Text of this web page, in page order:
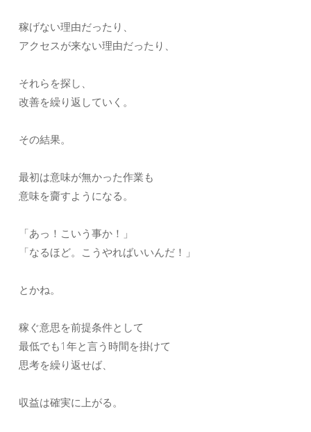
稼げない理由だったり、
アクセスが来ない理由だったり、
それらを探し、
改善を繰り返していく。
その結果。
最初は意味が無かった作業も
意味を齎すようになる。
「あっ！こいう事か！」
「なるほど。こうやればいいんだ！」
とかね。
稼ぐ意思を前提条件として
最低でも1年と言う時間を掛けて
思考を繰り返せば、
収益は確実に上がる。